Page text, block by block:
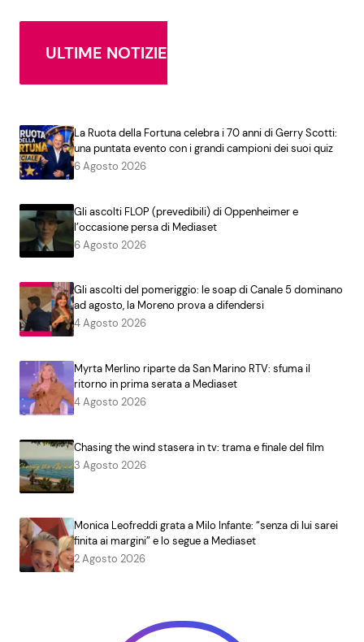
ULTIME NOTIZIE
La Ruota della Fortuna celebra i 70 anni di Gerry Scotti:
una puntata evento con i grandi campioni dei suoi quiz
6 Agosto 2026
Gli ascolti FLOP (prevedibili) di Oppenheimer e
l’occasione persa di Mediaset
6 Agosto 2026
Gli ascolti del pomeriggio: le soap di Canale 5 dominano
ad agosto, la Moreno prova a difendersi
4 Agosto 2026
Myrta Merlino riparte da San Marino RTV: sfuma il
ritorno in prima serata a Mediaset
4 Agosto 2026
Chasing the wind stasera in tv: trama e finale del film
3 Agosto 2026
Monica Leofreddi grata a Milo Infante: “senza di lui sarei
finita ai margini” e lo segue a Mediaset
2 Agosto 2026